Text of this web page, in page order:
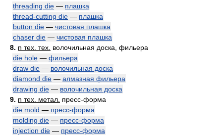
threading die — плашка
thread-cutting die — плашка
button die — чистовая плашка
chaser die — чистовая плашка
8. n тех. тех. волочильная доска, фильера
die hole — фильера
draw die — волочильная доска
diamond die — алмазная фильера
drawing die — волочильная доска
9. n тех. метал. пресс-форма
die mold — пресс-форма
molding die — пресс-форма
injection die — пресс-форма